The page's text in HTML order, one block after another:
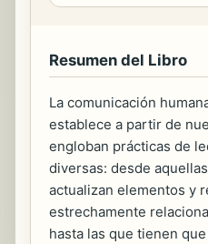
Resumen del Libro
La comunicación
establece a partir de
engloban prácticas de
diversas: desde
actualizan elementos y
estrechamente
hasta las que tienen